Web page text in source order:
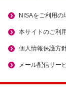
NISAをご利用の
本サイトのご利
個人情報保護方
メール配信サー